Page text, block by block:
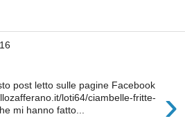
›
post letto sulle pagine Facebook
loti64/ciambelle-fritte-
mi hanno fatto...